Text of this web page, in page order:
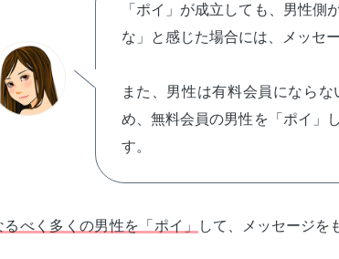
「ポイ」が成立しても、男性側
な」と感じた場合には、メッセ
また、男性は有料会員になら
め、無料会員の男性を「ポイ」
す。
るべく多くの男性を「ポイ」 して、メッセージを